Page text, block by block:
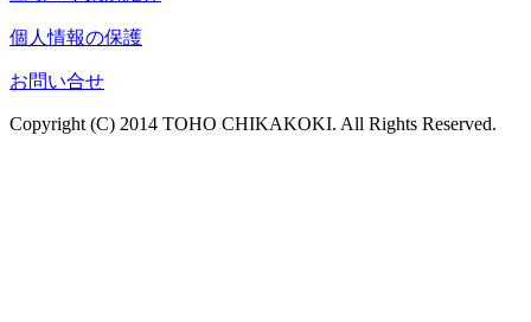
個人情報の保護
お問い合せ
Copyright (C) 2014 TOHO CHIKAKOKI. All Rights Reserved.